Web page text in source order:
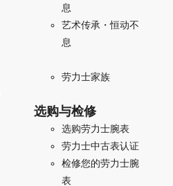
息
艺术传承・恒动不
息
劳力士家族
选购与检修
选购劳力士腕表
劳力士中古表认证
检修您的劳力士腕
表